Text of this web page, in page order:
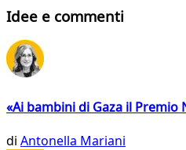
Idee e commenti
«Ai bambini di Gaza il Premio
di Antonella Mariani